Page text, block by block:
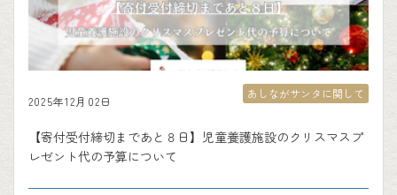
2025年12月02日
【寄付受付締切まであと８日】児童養護施設のクリスマスプ
レゼント代の予算について
あしながサンタに関して